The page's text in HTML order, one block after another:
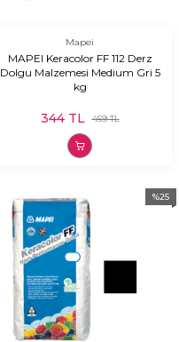
Mapei
MAPEI Keracolor FF 112 Derz
Dolgu Malzemesi Medium Gri 5
kg
459TL
344TL
%25